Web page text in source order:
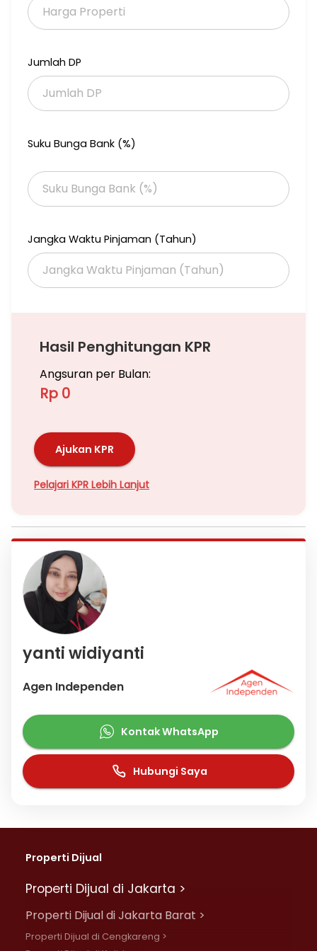
CCTV Keamanan
mesjid
minat serius DM
Jumlah DP
Suku Bunga Bank (%)
Jangka Waktu Pinjaman (Tahun)
Hasil Penghitungan KPR
Angsuran per Bulan:
Rp 0
Ajukan KPR
Pelajari KPR Lebih Lanjut
yanti widiyanti
Agen Independen
Kontak WhatsApp
Hubungi Saya
Properti Dijual
Properti Dijual di Jakarta >
Properti Dijual di Jakarta Barat >
Properti Dijual di Cengkareng >